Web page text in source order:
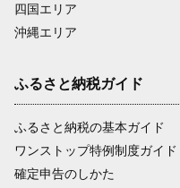
四国エリア
沖縄エリア
ふるさと納税ガイド
ふるさと納税の基本ガイド
ワンストップ特例制度ガイド
確定申告のしかた